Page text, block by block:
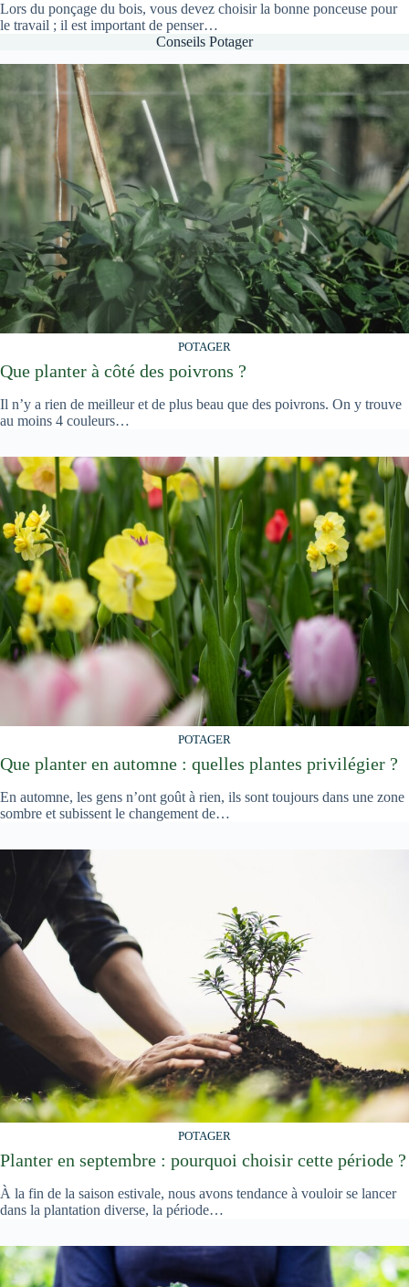
Lors du ponçage du bois, vous devez choisir la bonne ponceuse pour
le travail ; il est important de penser…
Conseils Potager
POTAGER
Que planter à côté des poivrons ?
Il n’y a rien de meilleur et de plus beau que des poivrons. On y trouve
au moins 4 couleurs…
POTAGER
Que planter en automne : quelles plantes privilégier ?
En automne, les gens n’ont goût à rien, ils sont toujours dans une zone
sombre et subissent le changement de…
POTAGER
Planter en septembre : pourquoi choisir cette période ?
À la fin de la saison estivale, nous avons tendance à vouloir se lancer
dans la plantation diverse, la période…